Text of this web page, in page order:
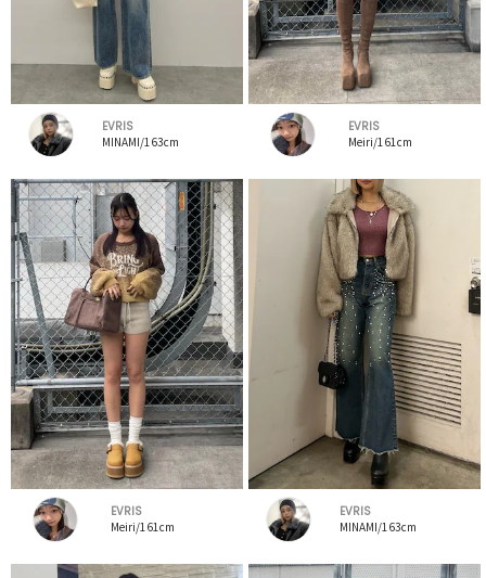
EVRIS
MINAMI/163cm
EVRIS
Meiri/161cm
EVRIS
Meiri/161cm
EVRIS
MINAMI/163cm